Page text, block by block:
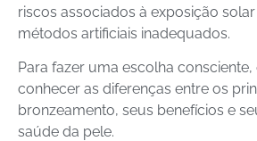
riscos associados à exposição
métodos artificiais inadequados.
Para fazer uma escolha
conhecer as diferenças entre os
bronzeamento, seus benefícios e
saúde da pele.